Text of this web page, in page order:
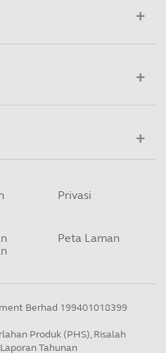
Privasi
Peta Laman
Berhad 199401018399
Produk (PHS), Risalah
Tahunan